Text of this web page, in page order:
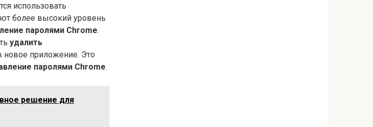
использовать
более высокий уровень
паролями Chrome.
удалить
новое приложение. Это
паролями Chrome.
решение для